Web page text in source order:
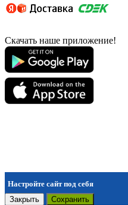
Скачать наше приложение!
Настройте сайт под себя
Закрыть
Сохранить